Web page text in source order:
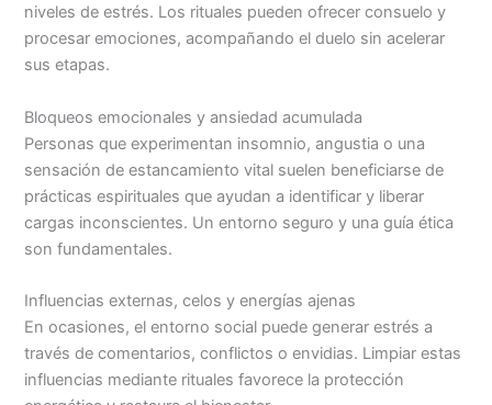
niveles de estrés. Los rituales pueden ofrecer consuelo y
procesar emociones, acompañando el duelo sin acelerar
sus etapas.
Bloqueos emocionales y ansiedad acumulada
Personas que experimentan insomnio, angustia o una
sensación de estancamiento vital suelen beneficiarse de
prácticas espirituales que ayudan a identificar y liberar
cargas inconscientes. Un entorno seguro y una guía ética
son fundamentales.
Influencias externas, celos y energías ajenas
En ocasiones, el entorno social puede generar estrés a
través de comentarios, conflictos o envidias. Limpiar estas
influencias mediante rituales favorece la protección